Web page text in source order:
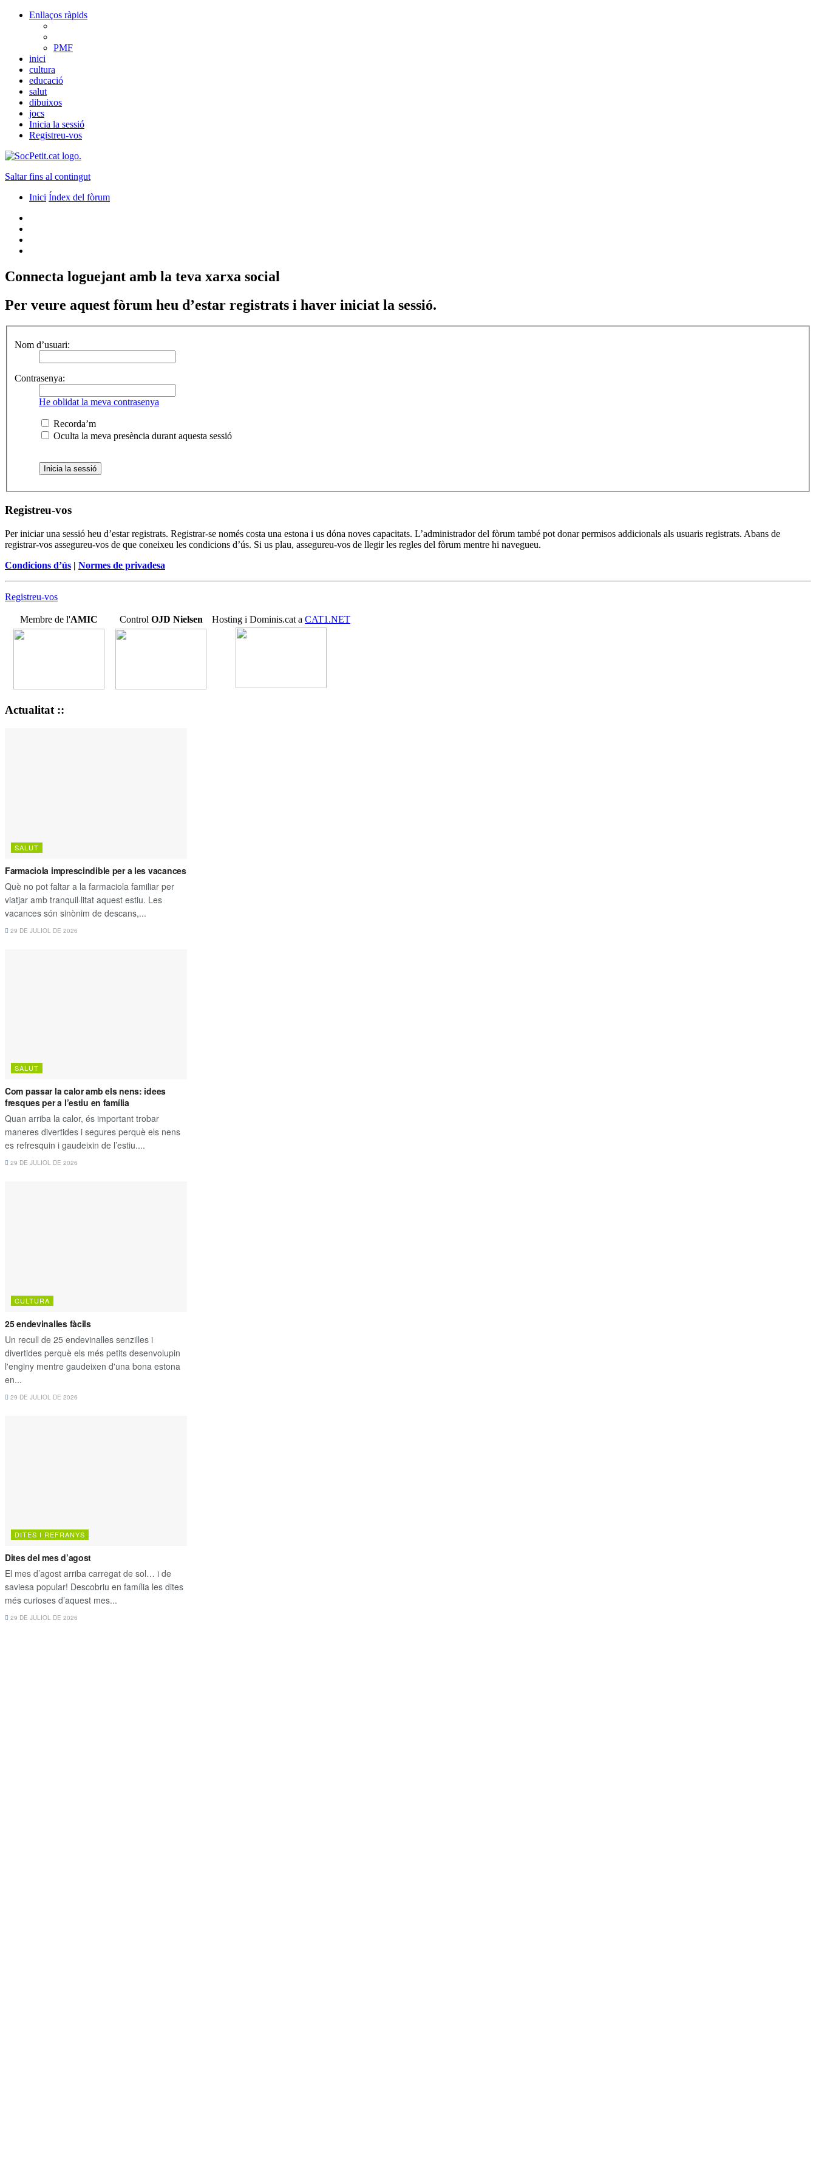
Enllaços ràpids
PMF
inici
cultura
educació
salut
dibuixos
jocs
Inicia la sessió
Registreu-vos
Saltar fins al contingut
Inici Índex del fòrum
Connecta loguejant amb la teva xarxa social
Per veure aquest fòrum heu d’estar registrats i haver iniciat la sessió.
Nom d’usuari:
Contrasenya:
He oblidat la meva contrasenya
Recorda’m
Oculta la meva presència durant aquesta sessió
Registreu-vos
Per iniciar una sessió heu d’estar registrats. Registrar-se només costa una estona i us dóna noves capacitats. L’administrador del fòrum també pot donar permisos addicionals als usuaris registrats. Abans de
registrar-vos assegureu-vos de que coneixeu les condicions d’ús. Si us plau, assegureu-vos de llegir les regles del fòrum mentre hi navegueu.
Condicions d’ús | Normes de privadesa
Registreu-vos
Membre de l'AMIC Control OJD Nielsen Hosting i Dominis.cat a CAT1.NET
Actualitat ::